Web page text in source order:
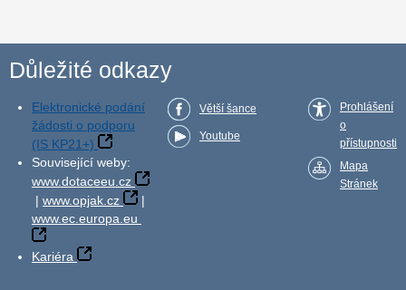
Důležité odkazy
Elektronické podání
žádosti o podporu
(IS KP21+)
Související weby:
www.dotaceeu.cz
| www.opjak.cz
|
www.ec.europa.eu
Kariéra
Větší šance
Youtube
Prohlášení
o
přístupnosti
Mapa
Stránek